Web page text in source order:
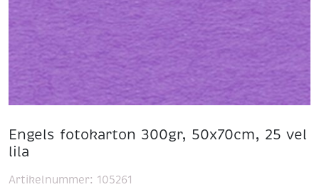
Engels fotokarton 300gr, 50x70cm, 25 vel
lila
Artikelnummer: 105261